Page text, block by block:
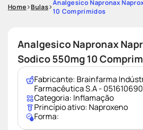
5º
shampoo
6º
tadalafila
lenço umedecido
sabonete liquido
desodorante
10
Home Bulas Analgesico Napronax
10 Comprimidos
Analgesico Napronax
Sodico 550mg 10
Fabricante: Brainfarma
Farmacêutica S.A -
Categoria: Inflamação
Princípio ativo: Naproxeno
Forma: